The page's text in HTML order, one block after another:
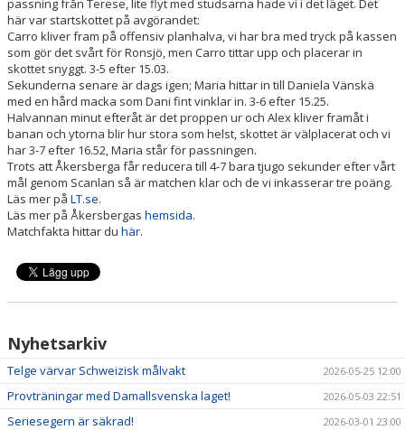
passning från Terese, lite flyt med studsarna hade vi i det läget. Det
här var startskottet på avgörandet:
Carro kliver fram på offensiv planhalva, vi har bra med tryck på kassen
som gör det svårt för Ronsjö, men Carro tittar upp och placerar in
skottet snyggt. 3-5 efter 15.03.
Sekunderna senare är dags igen; Maria hittar in till Daniela Vänskä
med en hård macka som Dani fint vinklar in. 3-6 efter 15.25.
Halvannan minut efteråt är det proppen ur och Alex kliver framåt i
banan och ytorna blir hur stora som helst, skottet är välplacerat och vi
har 3-7 efter 16.52, Maria står för passningen.
Trots att Åkersberga får reducera till 4-7 bara tjugo sekunder efter vårt
mål genom Scanlan så är matchen klar och de vi inkasserar tre poäng.
Läs mer på LT.se.
Läs mer på Åkersbergas hemsida.
Matchfakta hittar du här.
Nyhetsarkiv
Telge värvar Schweizisk målvakt 2026-05-25 12:00
Provträningar med Damallsvenska laget! 2026-05-03 22:51
Seriesegern är säkrad! 2026-03-01 23:00